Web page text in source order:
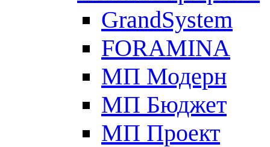
GrandSystem
FORAMINA
МП Модерн
МП Бюджет
МП Проект